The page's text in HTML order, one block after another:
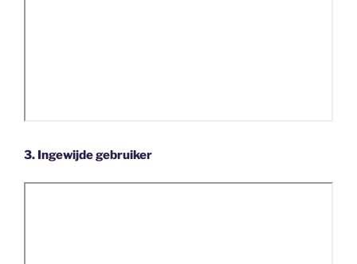
3. Ingewijde gebruiker